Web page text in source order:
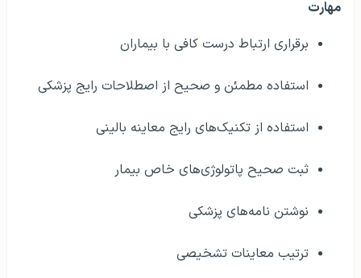
قانون مواد مخدر آلمان، در مورد مسائل مربوط به
حفاظت در برابر تشعشعات
قانون جنایی آلمان، در مورد موضوعاتی مانند قتل
اتانازی پزشک و رازداری پزشکی
مهارت
برقراری ارتباط درست کافی با بیماران